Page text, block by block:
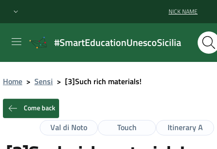
NICK NAME
#SmartEducationUnescoSicilia
Home > Sensi > [3]Such rich materials!
Come back
Itinerary A
Touch
Val di Noto